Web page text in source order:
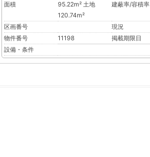
面積
95.22m² 土地
120.74m²
建蔽率/容積率
区画番号 現況
物件番号
11198 掲載期限日
設備・条件